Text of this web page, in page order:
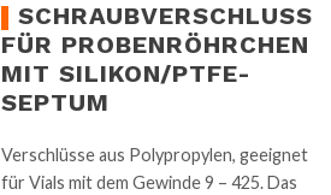
SCHRAUBVERSCHLUSS
FÜR PROBENRÖHRCHEN
MIT SILIKON/PTFE-
SEPTUM
Verschlüsse aus Polypropylen, geeignet
für Vials mit dem Gewinde 9 – 425. Das